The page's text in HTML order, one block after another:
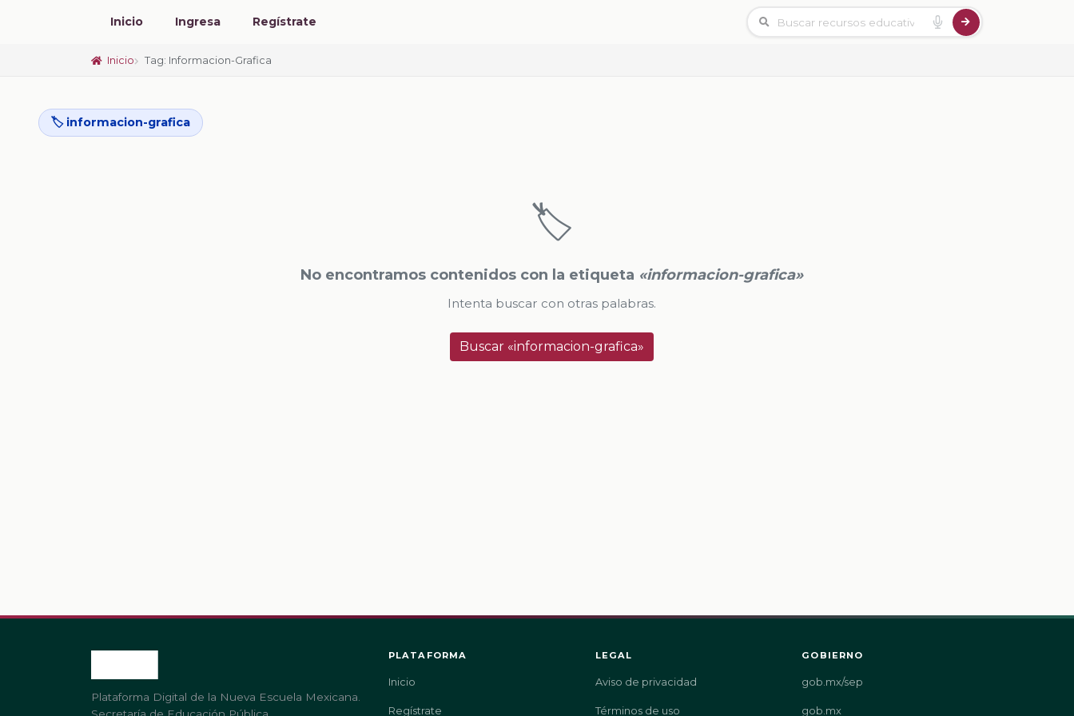
Inicio Ingresa Regístrate
Inicio Tag: Informacion-Grafica
🏷️ informacion-grafica
🏷️
No encontramos contenidos con la etiqueta «informacion-grafica»
Intenta buscar con otras palabras.
Buscar «informacion-grafica»
Plataforma Digital de la Nueva Escuela Mexicana.
PLATAFORMA
Inicio
Regístrate
LEGAL
Aviso de privacidad
Términos de uso
GOBIERNO
gob.mx/sep
gob.mx